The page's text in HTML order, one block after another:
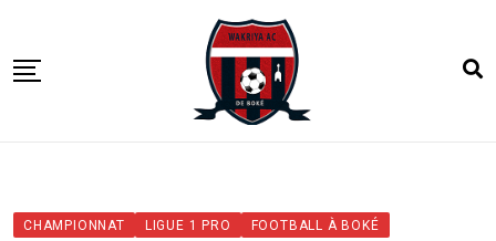
content
CHAMPIONNAT LIGUE 1 PRO
FOOTBALL À BOKÉ